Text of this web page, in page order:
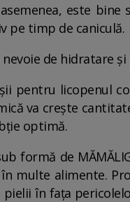
este
pe timp de caniculă.
nevoie de hidratare
pentru
va crește
optimă.
formă de
multe alimente.
în fața